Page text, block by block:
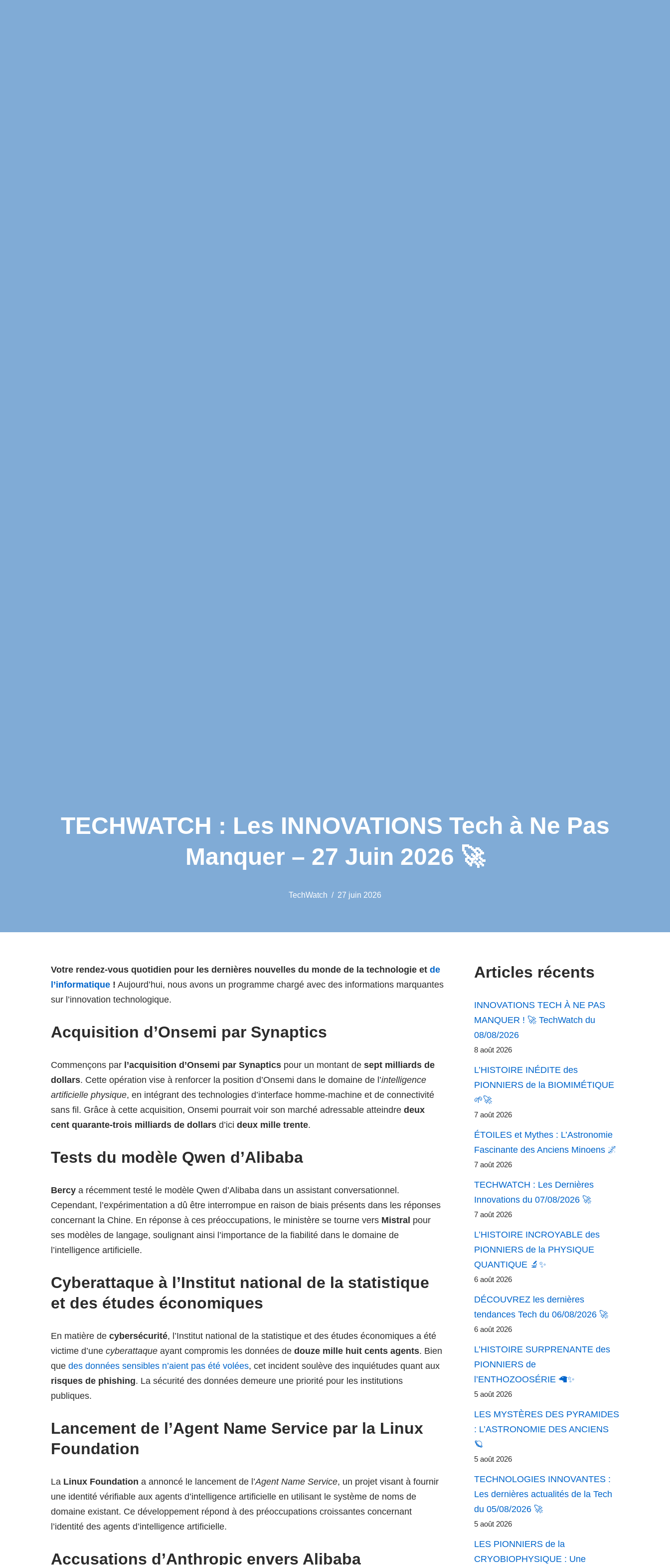
TECHWATCH : Les INNOVATIONS Tech à Ne Pas
Manquer – 27 Juin 2026 🚀
TechWatch 27 juin 2026
Votre rendez-vous quotidien pour les dernières nouvelles du monde de la technologie et de
l’informatique ! Aujourd’hui, nous avons un programme chargé avec des informations marquantes
sur l’innovation technologique.
Acquisition d’Onsemi par Synaptics
Commençons par l’acquisition d’Onsemi par Synaptics pour un montant de sept milliards de
dollars. Cette opération vise à renforcer la position d’Onsemi dans le domaine de l’intelligence
artificielle physique, en intégrant des technologies d’interface homme-machine et de connectivité
sans fil. Grâce à cette acquisition, Onsemi pourrait voir son marché adressable atteindre deux
cent quarante-trois milliards de dollars d’ici deux mille trente.
Tests du modèle Qwen d’Alibaba
Bercy a récemment testé le modèle Qwen d’Alibaba dans un assistant conversationnel.
Cependant, l’expérimentation a dû être interrompue en raison de biais présents dans les réponses
concernant la Chine. En réponse à ces préoccupations, le ministère se tourne vers Mistral pour
ses modèles de langage, soulignant ainsi l’importance de la fiabilité dans le domaine de
l’intelligence artificielle.
Cyberattaque à l’Institut national de la statistique
et des études économiques
En matière de cybersécurité, l’Institut national de la statistique et des études économiques a été
victime d’une cyberattaque ayant compromis les données de douze mille huit cents agents. Bien
que des données sensibles n’aient pas été volées, cet incident soulève des inquiétudes quant aux
risques de phishing. La sécurité des données demeure une priorité pour les institutions
publiques.
Lancement de l’Agent Name Service par la Linux
Foundation
La Linux Foundation a annoncé le lancement de l’Agent Name Service, un projet visant à fournir
une identité vérifiable aux agents d’intelligence artificielle en utilisant le système de noms de
domaine existant. Ce développement répond à des préoccupations croissantes concernant
l’identité des agents d’intelligence artificielle.
Accusations d’Anthropic envers Alibaba
Articles récents
INNOVATIONS TECH À NE PAS
MANQUER ! 🚀 TechWatch du
08/08/2026
8 août 2026
L’HISTOIRE INÉDITE des
PIONNIERS de la BIOMIMÉTIQUE
🌱🚀
7 août 2026
ÉTOILES et Mythes : L’Astronomie
Fascinante des Anciens Minoens 🌌
7 août 2026
TECHWATCH : Les Dernières
Innovations du 07/08/2026 🚀
7 août 2026
L’HISTOIRE INCROYABLE des
PIONNIERS de la PHYSIQUE
QUANTIQUE 🔬✨
6 août 2026
DÉCOUVREZ les dernières
tendances Tech du 06/08/2026 🚀
6 août 2026
L’HISTOIRE SURPRENANTE des
PIONNIERS de
l’ENTHOZOOSÉRIE 🦙✨
5 août 2026
LES MYSTÈRES DES PYRAMIDES
: L’ASTRONOMIE DES ANCIENS
🪐
5 août 2026
TECHNOLOGIES INNOVANTES :
Les dernières actualités de la Tech
du 05/08/2026 🚀
5 août 2026
LES PIONNIERS de la
CRYOBIOPHYSIQUE : Une